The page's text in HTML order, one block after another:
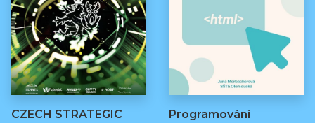
CZECH STRATEGIC
Programování